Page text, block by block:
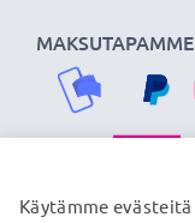
MAKSUTAPAMME
Käytämme